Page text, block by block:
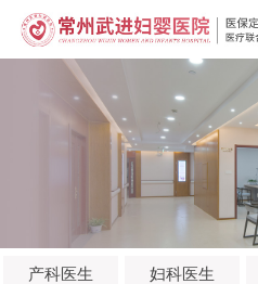
产科医生 妇科医生